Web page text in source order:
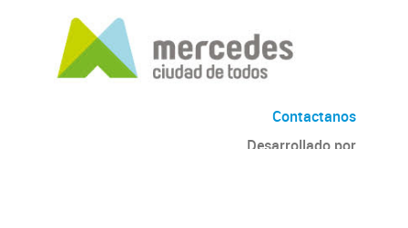
Contactanos
Desarrollado por